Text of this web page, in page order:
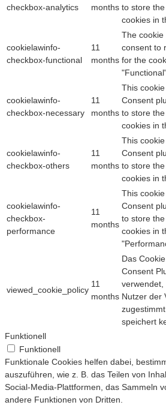
checkbox-analytics
months to store
cookies in
cookielawinfo-
checkbox-functional
11
months
The cookie
consent to
for the
cookielawinfo-
checkbox-necessary
11
months
This
Consent
to store
cookies in
cookielawinfo-
checkbox-others
11
months
This
Consent
to store
cookies in
cookielawinfo-
checkbox-
performance
11
months
This
Consent
to store
cookies in
viewed_cookie_policy
11
months
Das
Consent
Nutzer der
speichert
Funktionell
Funktionell
Funktionale Cookies helfen dabei,
auszuführen, wie z. B. das Teilen von
Social-Media-Plattformen, das Sammeln
andere Funktionen von Dritten.